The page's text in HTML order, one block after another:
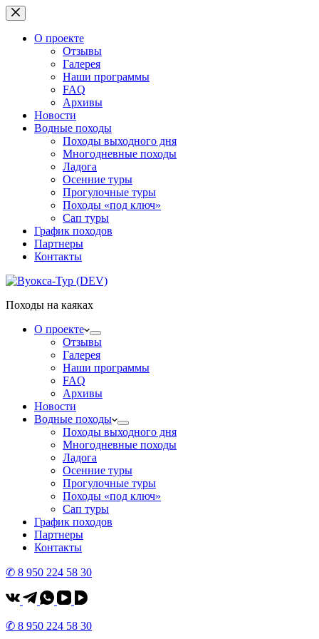
Перейти
к
сути
О проекте
Отзывы
Галерея
Наши программы
FAQ
Архивы
Новости
Водные походы
Походы выходного дня
Многодневные походы
Ладога
Осенние туры
Прогулочные туры
Походы «под ключ»
Сап туры
График походов
Партнеры
Контакты
Походы на каяках
О проекте
Отзывы
Галерея
Наши программы
FAQ
Архивы
Новости
Водные походы
Походы выходного дня
Многодневные походы
Ладога
Осенние туры
Прогулочные туры
Походы «под ключ»
Сап туры
График походов
Партнеры
Контакты
✆ 8 950 224 58 30
✆ 8 950 224 58 30